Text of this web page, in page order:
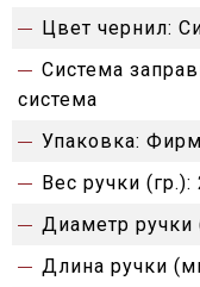
Цвет чернил:
Система
система
Упаковка:
Вес ручки (гр.):
Диаметр ручки
Длина ручки